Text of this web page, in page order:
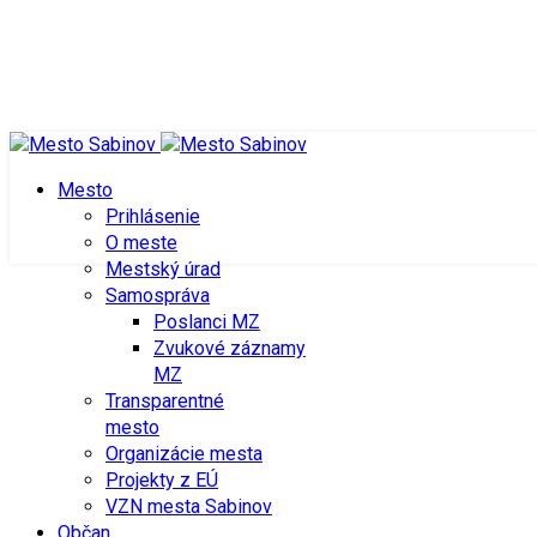
Mesto
Prihlásenie
O meste
Mestský úrad
Samospráva
Poslanci MZ
Zvukové záznamy
MZ
Transparentné
mesto
Organizácie mesta
Projekty z EÚ
VZN mesta Sabinov
O MESTE
MESTSKÝ ÚRAD
SAMOSPRÁVA